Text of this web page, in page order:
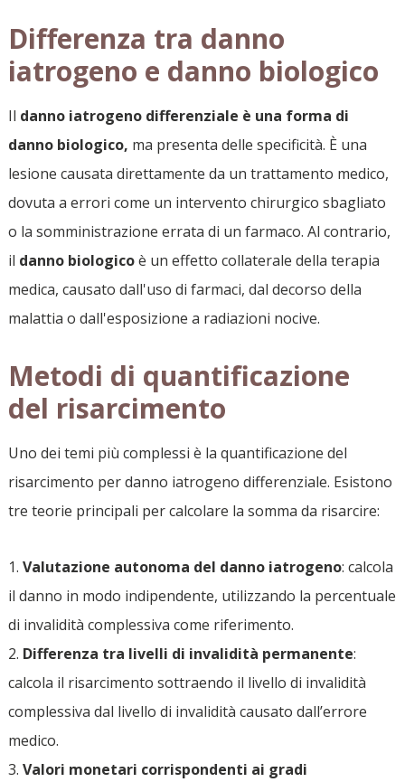
Differenza tra danno
iatrogeno e danno biologico
Il danno iatrogeno differenziale è una forma di
danno biologico, ma presenta delle specificità. È una
lesione causata direttamente da un trattamento medico,
dovuta a errori come un intervento chirurgico sbagliato
o la somministrazione errata di un farmaco. Al contrario,
il danno biologicoè un effetto collaterale della terapia
medica, causato dall'uso di farmaci, dal decorso della
malattia o dall'esposizione a radiazioni nocive.
Metodi di quantificazione
del risarcimento
Uno dei temi più complessi è la quantificazione del
risarcimento per danno iatrogeno differenziale. Esistono
tre teorie principali per calcolare la somma da risarcire:
Valutazione autonoma del danno iatrogeno: calcola
il danno in modo indipendente, utilizzando la percentuale
di invalidità complessiva come riferimento.
Differenza tra livelli di invalidità permanente:
calcola il risarcimento sottraendo il livello di invalidità
complessiva dal livello di invalidità causato dall’errore
medico.
Valori monetari corrispondenti ai gradi